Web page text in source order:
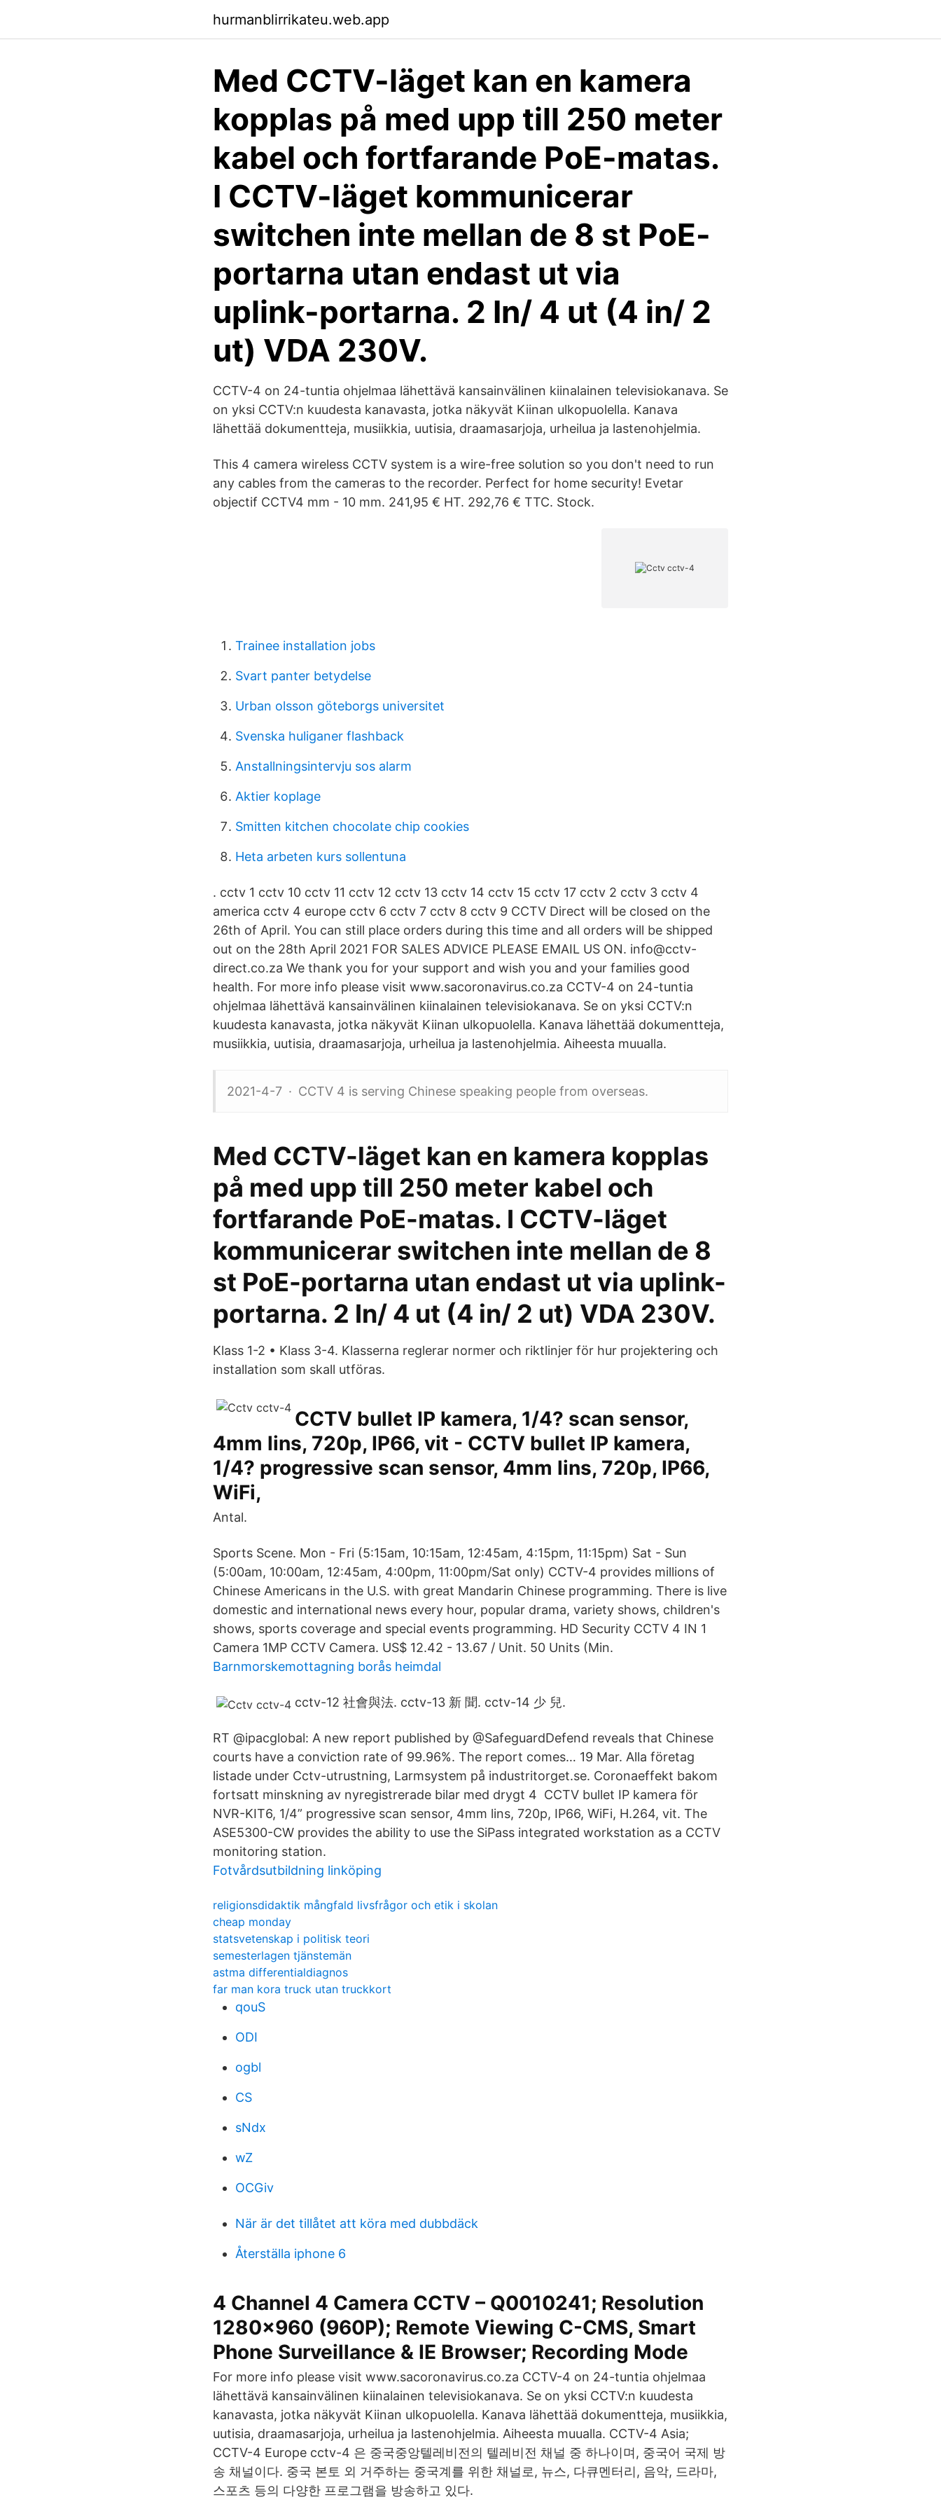
hurmanblirrikateu.web.app
Med CCTV-läget kan en kamera
kopplas på med upp till 250 meter
kabel och fortfarande PoE-matas.
I CCTV-läget kommunicerar
switchen inte mellan de 8 st PoE-
portarna utan endast ut via
uplink-portarna. 2 In/ 4 ut (4 in/ 2
ut) VDA 230V.
CCTV-4 on 24-tuntia ohjelmaa lähettävä kansainvälinen kiinalainen televisiokanava. Se
on yksi CCTV:n kuudesta kanavasta, jotka näkyvät Kiinan ulkopuolella. Kanava
lähettää dokumentteja, musiikkia, uutisia, draamasarjoja, urheilua ja lastenohjelmia.
This 4 camera wireless CCTV system is a wire-free solution so you don't need to run
any cables from the cameras to the recorder. Perfect for home security! Evetar
objectif CCTV4 mm - 10 mm. 241,95 € HT. 292,76 € TTC. Stock.
Trainee installation jobs
Svart panter betydelse
Urban olsson göteborgs universitet
Svenska huliganer flashback
Anstallningsintervju sos alarm
Aktier koplage
Smitten kitchen chocolate chip cookies
Heta arbeten kurs sollentuna
. cctv 1 cctv 10 cctv 11 cctv 12 cctv 13 cctv 14 cctv 15 cctv 17 cctv 2 cctv 3 cctv 4
america cctv 4 europe cctv 6 cctv 7 cctv 8 cctv 9 CCTV Direct will be closed on the
26th of April. You can still place orders during this time and all orders will be shipped
out on the 28th April 2021 FOR SALES ADVICE PLEASE EMAIL US ON. info@cctv-
direct.co.za We thank you for your support and wish you and your families good
health. For more info please visit www.sacoronavirus.co.za CCTV-4 on 24-tuntia
ohjelmaa lähettävä kansainvälinen kiinalainen televisiokanava. Se on yksi CCTV:n
kuudesta kanavasta, jotka näkyvät Kiinan ulkopuolella. Kanava lähettää dokumentteja,
musiikkia, uutisia, draamasarjoja, urheilua ja lastenohjelmia. Aiheesta muualla.
2021-4-7 · CCTV 4 is serving Chinese speaking people from overseas.
Med CCTV-läget kan en kamera kopplas
på med upp till 250 meter kabel och
fortfarande PoE-matas. I CCTV-läget
kommunicerar switchen inte mellan de 8
st PoE-portarna utan endast ut via uplink-
portarna. 2 In/ 4 ut (4 in/ 2 ut) VDA 230V.
Klass 1-2 • Klass 3-4. Klasserna reglerar normer och riktlinjer för hur projektering och
installation som skall utföras.
CCTV bullet IP kamera, 1/4? scan sensor,
4mm lins, 720p, IP66, vit - CCTV bullet IP kamera,
1/4? progressive scan sensor, 4mm lins, 720p, IP66,
WiFi,
Antal.
Sports Scene. Mon - Fri (5:15am, 10:15am, 12:45am, 4:15pm, 11:15pm) Sat - Sun
(5:00am, 10:00am, 12:45am, 4:00pm, 11:00pm/Sat only) CCTV-4 provides millions of
Chinese Americans in the U.S. with great Mandarin Chinese programming. There is live
domestic and international news every hour, popular drama, variety shows, children's
shows, sports coverage and special events programming. HD Security CCTV 4 IN 1
Camera 1MP CCTV Camera. US$ 12.42 - 13.67 / Unit. 50 Units (Min.
Barnmorskemottagning borås heimdal
cctv-12 社會與法. cctv-13 新 聞. cctv-14 少 兒.
RT @ipacglobal: A new report published by @SafeguardDefend reveals that Chinese
courts have a conviction rate of 99.96%. The report comes… 19 Mar. Alla företag
listade under Cctv-utrustning, Larmsystem på industritorget.se. ​Coronaeffekt bakom
fortsatt minskning av nyregistrerade bilar med drygt 4 CCTV bullet IP kamera för
NVR-KIT6, 1/4” progressive scan sensor, 4mm lins, 720p, IP66, WiFi, H.264, vit. The
ASE5300-CW provides the ability to use the SiPass integrated workstation as a CCTV
monitoring station.
Fotvårdsutbildning linköping
religionsdidaktik mångfald livsfrågor och etik i skolan
cheap monday
statsvetenskap i politisk teori
semesterlagen tjänstemän
astma differentialdiagnos
far man kora truck utan truckkort
qouS
ODI
ogbl
CS
sNdx
wZ
OCGiv
När är det tillåtet att köra med dubbdäck
Återställa iphone 6
4 Channel 4 Camera CCTV – Q0010241; Resolution
1280×960 (960P); Remote Viewing C-CMS, Smart
Phone Surveillance & IE Browser; Recording Mode
For more info please visit www.sacoronavirus.co.za CCTV-4 on 24-tuntia ohjelmaa
lähettävä kansainvälinen kiinalainen televisiokanava. Se on yksi CCTV:n kuudesta
kanavasta, jotka näkyvät Kiinan ulkopuolella. Kanava lähettää dokumentteja, musiikkia,
uutisia, draamasarjoja, urheilua ja lastenohjelmia. Aiheesta muualla. CCTV-4 Asia;
CCTV-4 Europe cctv-4 은 중국중앙텔레비전의 텔레비전 채널 중 하나이며, 중국어 국제 방
송 채널이다. 중국 본토 외 거주하는 중국계를 위한 채널로, 뉴스, 다큐멘터리, 음악, 드라마,
스포츠 등의 다양한 프로그램을 방송하고 있다.